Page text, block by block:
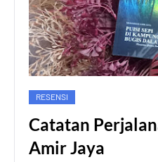
RESENSI
Catatan
Amir Jaya